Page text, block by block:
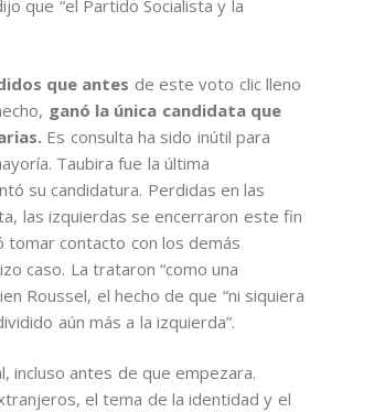
que “el Partido Socialista y la
que antes de este voto clic lleno
ganó la única candidata que
Es consulta ha sido inútil para
Taubira fue la última
su candidatura. Perdidas en las
las izquierdas se encerraron este fin
tomar contacto con los demás
caso. La trataron “como una
Roussel, el hecho de que “ni siquiera
aún más a la izquierda”.
incluso antes de que empezara.
el tema de la identidad y el